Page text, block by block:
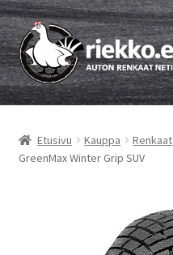
Siirry
navigointiin
Siirry
sisältöön
Etusivu
Vinkit & ohjeet
Etusivu Kauppa Renkaat
GreenMax Winter Grip SUV